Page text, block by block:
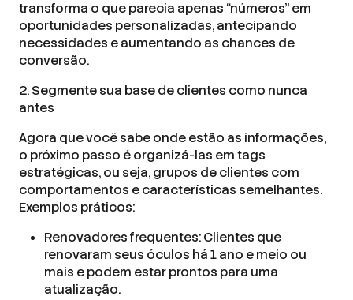
transforma o que parecia apenas “números” em
oportunidades personalizadas, antecipando
necessidades e aumentando as chances de
conversão.
2. Segmente sua base de clientes como nunca
antes
Agora que você sabe onde estão as informações,
o próximo passo é organizá-las em tags
estratégicas, ou seja, grupos de clientes com
comportamentos e características semelhantes.
Exemplos práticos:
Renovadores frequentes: Clientes que
renovaram seus óculos há 1 ano e meio ou
mais e podem estar prontos para uma
atualização.